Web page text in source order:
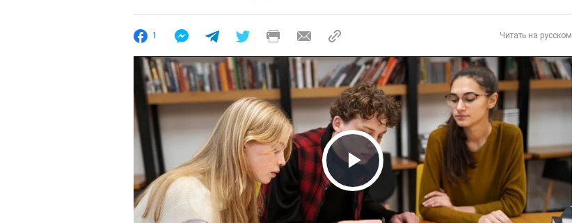
1 Читать на русском
Play Video